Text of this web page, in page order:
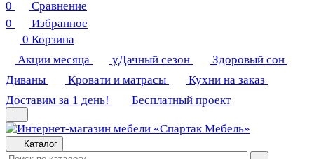
0
Сравнение
0
Избранное
0 Корзина
Акции месяца
уДачный сезон
Здоровый сон
Диваны
Кровати и матрасы
Кухни на заказ
Доставим за 1 день!
Бесплатный проект
Каталог